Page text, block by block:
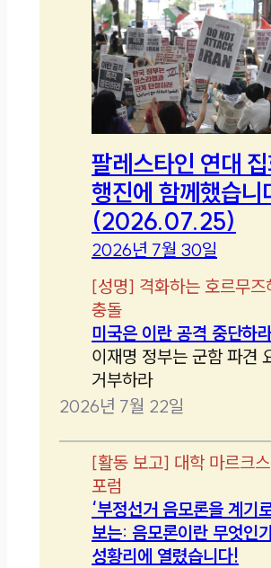
팔레스타인 연대
행진에 함께했습니
(2026.07.25)
2026년 7월 30일
[성명] 격화하는 호르무즈
충돌
미국은 이란 공격 중단하
이재명 정부는 군함 파견
거부하라
2026년 7월 22일
[활동 보고] 대학 마르크
포럼
‘부정선거 음모론을 계기
보는: 음모론이란 무엇인
성황리에 열렸습니다!